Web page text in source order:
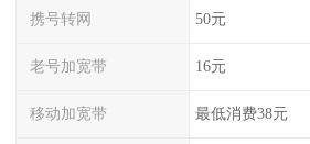
携号转网 50元
老号加宽带 16元
移动加宽带 最低消费38元